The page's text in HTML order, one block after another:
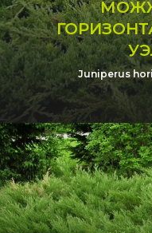
Juniperus